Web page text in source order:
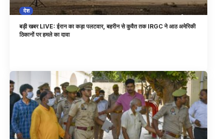
देश
बड़ी खबर LIVE: ईरान का कड़ा पलटवार, बहरीन से कुवैत तक IRGC ने आठ अमेरिकी
ठिकानों पर हमले का दावा